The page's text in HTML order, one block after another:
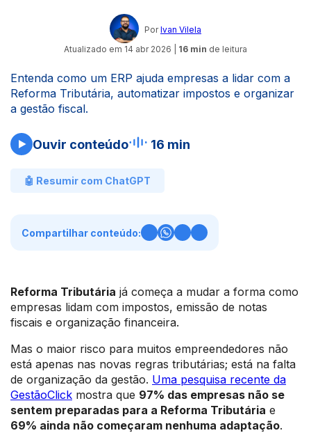
Por Ivan Vilela
Atualizado em 14 abr 2026 16 min de leitura
Entenda como um ERP ajuda empresas a lidar com a
Reforma Tributária, automatizar impostos e organizar
a gestão fiscal.
Ouvir conteúdo 16 min
🤖 Resumir com ChatGPT
Compartilhar conteúdo:
Reforma Tributária já começa a mudar a forma como
empresas lidam com impostos, emissão de notas
fiscais e organização financeira.
Mas o maior risco para muitos empreendedores não
está apenas nas novas regras tributárias; está na falta
de organização da gestão. Uma pesquisa recente da
GestãoClick mostra que 97% das empresas não se
sentem preparadas para a Reforma Tributária e
69% ainda não começaram nenhuma adaptação.